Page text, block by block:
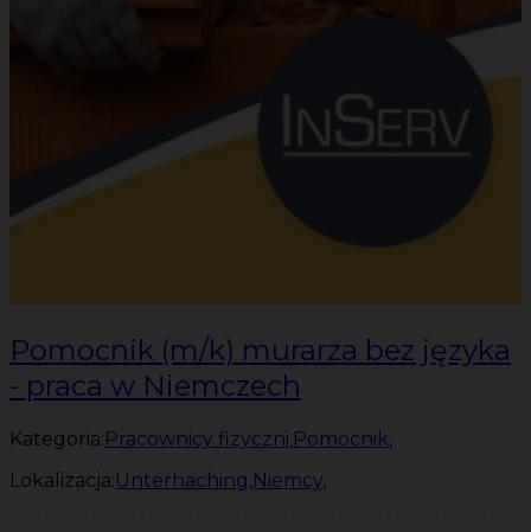
Pomocnik (m/k) murarza bez języka
- praca w Niemczech
Kategoria:Pracownicy fizyczni,Pomocnik,
Lokalizacja:Unterhaching,Niemcy,